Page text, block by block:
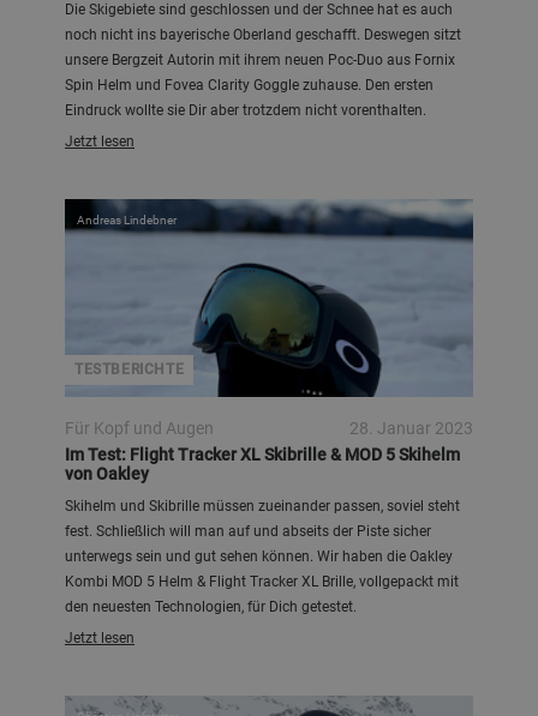
Die Skigebiete sind geschlossen und der Schnee hat es auch
noch nicht ins bayerische Oberland geschafft. Deswegen sitzt
unsere Bergzeit Autorin mit ihrem neuen Poc-Duo aus Fornix
Spin Helm und Fovea Clarity Goggle zuhause. Den ersten
Eindruck wollte sie Dir aber trotzdem nicht vorenthalten.
Jetzt lesen
TESTBERICHTE
Andreas Lindebner
Für Kopf und Augen
28. Januar 2023
Im Test: Flight Tracker XL Skibrille & MOD 5 Skihelm
von Oakley
Skihelm und Skibrille müssen zueinander passen, soviel steht
fest. Schließlich will man auf und abseits der Piste sicher
unterwegs sein und gut sehen können. Wir haben die Oakley
Kombi MOD 5 Helm & Flight Tracker XL Brille, vollgepackt mit
den neuesten Technologien, für Dich getestet.
Jetzt lesen